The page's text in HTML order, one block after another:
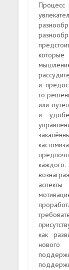
Процесс
и
то
или
и
аспекты
как
нового